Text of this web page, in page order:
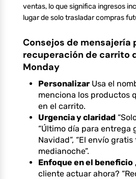
ventas, lo que significa ingresos
lugar de solo trasladar compras
Consejos de mensajería
recuperación de carrito
Monday
Personalizar Usa el
menciona los productos
en el carrito.
Urgencia y claridad
“Último día para entrega
Navidad”, “El envío
medianoche”.
Enfoque en el beneficio
cliente actuar ahora?